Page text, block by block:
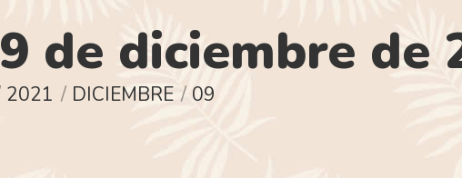
9 de diciembre de
2021 DICIEMBRE 09